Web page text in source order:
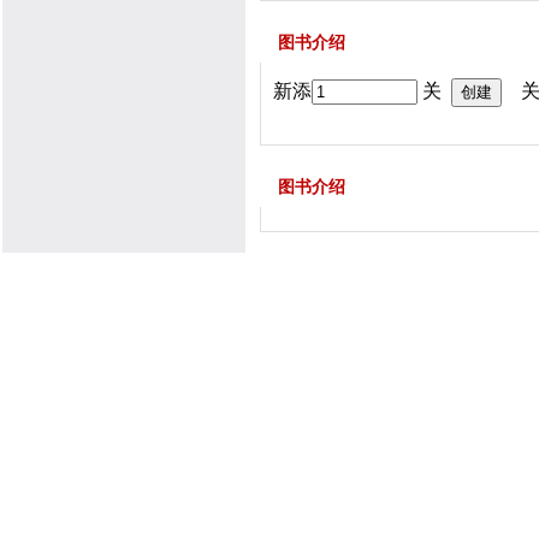
图书介绍
新添 关 关
图书介绍